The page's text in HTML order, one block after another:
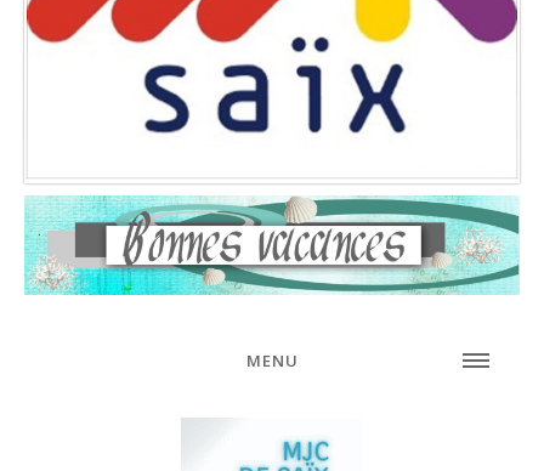
MENU